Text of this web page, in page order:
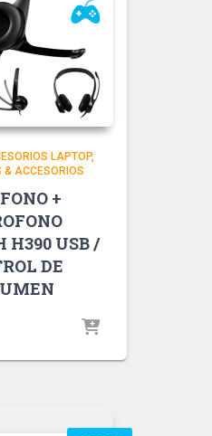
LAPTOP
& ACCESORIOS
+
H390 USB /
DE